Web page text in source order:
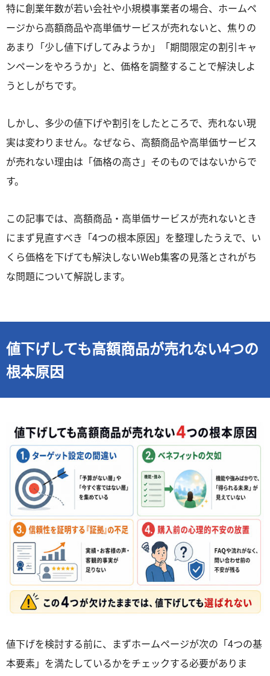
特に創業年数が若い会社や小規模事業者の場合、ホームペ
ージから高額商品や高単価サービスが売れないと、焦りの
あまり「少し値下げしてみようか」「期間限定の割引キャ
ンペーンをやろうか」と、価格を調整することで解決しよ
うとしがちです。
しかし、多少の値下げや割引をしたところで、売れない現
実は変わりません。なぜなら、高額商品や高単価サービス
が売れない理由は「価格の高さ」そのものではないからで
す。
この記事では、高額商品・高単価サービスが売れないとき
にまず見直すべき「4つの根本原因」を整理したうえで、い
くら価格を下げても解決しないWeb集客の見落とされがち
な問題について解説します。
値下げしても高額商品が売れない4つの
根本原因
値下げを検討する前に、まずホームページが次の「4つの基
本要素」を満たしているかをチェックする必要がありま